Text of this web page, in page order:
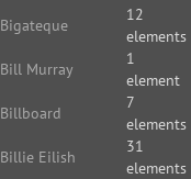
Bigateque
12
elements
Bill Murray
1
element
Billboard
7
elements
Billie Eilish
31
elements